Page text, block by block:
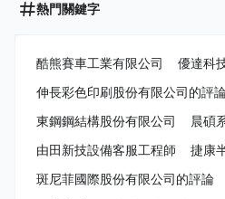
熱門關鍵字
酷熊賽車工業有限公司
優達科
伸長彩色印刷股份有限公司的評
東鋼鋼結構股份有限公司
晨碩
由田新技設備客服工程師
捷康
斑尼菲國際股份有限公司的評論